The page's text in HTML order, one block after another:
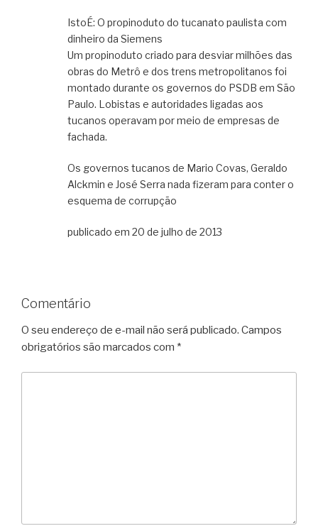
IstoÉ: O propinoduto do tucanato paulista com
dinheiro da Siemens
Um propinoduto criado para desviar milhões das
obras do Metrô e dos trens metropolitanos foi
montado durante os governos do PSDB em São
Paulo. Lobistas e autoridades ligadas aos
tucanos operavam por meio de empresas de
fachada.
Os governos tucanos de Mario Covas, Geraldo
Alckmin e José Serra nada fizeram para conter o
esquema de corrupção
publicado em 20 de julho de 2013
Comentário
O seu endereço de e-mail não será publicado. Campos
obrigatórios são marcados com *